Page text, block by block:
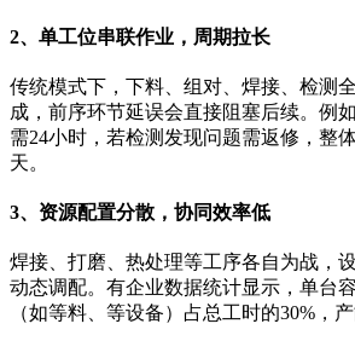
2、单工位串联作业，周期拉长
传统模式下，下料、组对、焊接、检测
成，前序环节延误会直接阻塞后续。例
需24小时，若检测发现问题需返修，整
天。
3、资源配置分散，协同效率低
焊接、打磨、热处理等工序各自为战，
动态调配。有企业数据统计显示，单台
（如等料、等设备）占总工时的30%，